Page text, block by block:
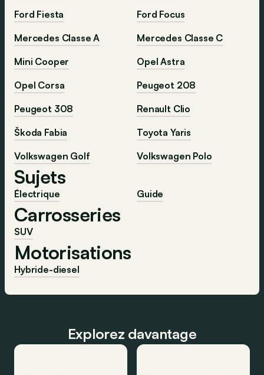
Ford Fiesta
Ford Focus
Mercedes Classe A
Mercedes Classe C
Mini Cooper
Opel Astra
Opel Corsa
Peugeot 208
Peugeot 308
Renault Clio
Škoda Fabia
Toyota Yaris
Volkswagen Golf
Volkswagen Polo
Sujets
Électrique Guide
Carrosseries
SUV
Motorisations
Hybride-diesel
Explorez davantage